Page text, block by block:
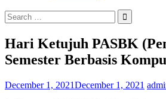
Search
for:
Hari Ketujuh PASBK
Semester Berbasis
December 1, 2021December 1, 2021